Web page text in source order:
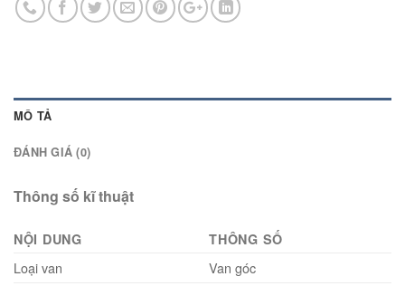
MÔ TẢ
ĐÁNH GIÁ (0)
Thông số kĩ thuật
NỘI DUNG THÔNG SỐ
Loại van
Van góc